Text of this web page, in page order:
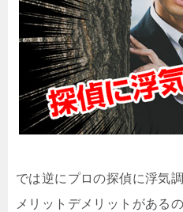
では逆にプロの探偵に浮気
メリットデメリットがある